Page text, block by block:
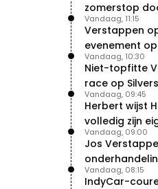
zomerstop
Verstappen
evenement
Vandaag, 11:15
Niet-topfitte
race op
weekend
Vandaag, 10:30
Herbert wijst
volledig zijn
Vandaag, 09:45
Jos
was ik erg
Vandaag, 09:00
IndyCar-
Vandaag, 08:15